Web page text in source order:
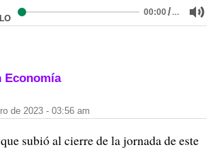
00:00/…
Economía
de 2023 - 03:56 am
subió al cierre de la jornada de este